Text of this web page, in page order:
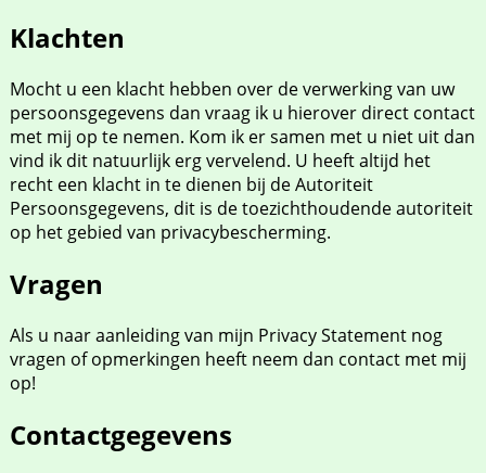
Klachten
Mocht u een klacht hebben over de verwerking van uw
persoonsgegevens dan vraag ik u hierover direct contact
met mij op te nemen. Kom ik er samen met u niet uit dan
vind ik dit natuurlijk erg vervelend. U heeft altijd het
recht een klacht in te dienen bij de Autoriteit
Persoonsgegevens, dit is de toezichthoudende autoriteit
op het gebied van privacybescherming.
Vragen
Als u naar aanleiding van mijn Privacy Statement nog
vragen of opmerkingen heeft neem dan contact met mij
op!
Contactgegevens